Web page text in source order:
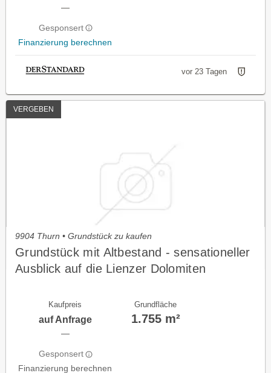
—
Gesponsert
Finanzierung berechnen
vor 23 Tagen
VERGEBEN
9904 Thurn • Grundstück zu kaufen
Grundstück mit Altbestand - sensationeller
Ausblick auf die Lienzer Dolomiten
Kaufpreis
auf Anfrage
—
Gesponsert
Finanzierung berechnen
Grundfläche
1.755 m²